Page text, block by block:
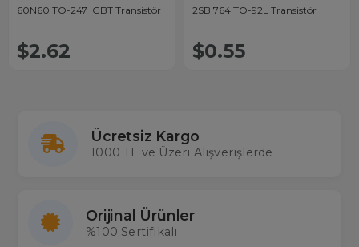
60N60 TO-247 IGBT Transistör
$2.62
2SB 764 TO-92L Transistör
$0.55
Ücretsiz Kargo
1000 TL ve Üzeri Alışverişlerde
Orijinal Ürünler
%100 Sertifikalı